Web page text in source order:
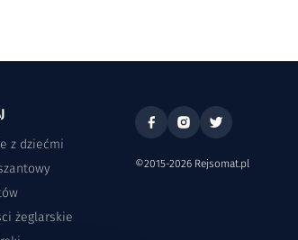
z dziećmi
żeglarskie
©2015-2026 Rejsomat.pl